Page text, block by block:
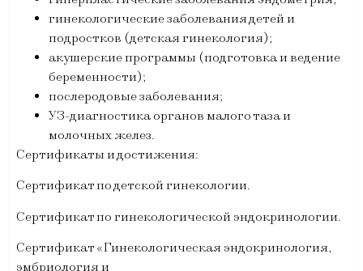
гинекологические заболевания детей и
подростков (детская гинекология);
акушерские программы (подготовка и ведение
беременности);
послеродовые заболевания;
УЗ-диагностика органов малого таза и
молочных желез.
Сертификаты и достижения:
Сертификат по детской гинекологии.
Сертификат по гинекологической эндокринологии.
Сертификат «Гинекологическая эндокринология,
эмбриология и